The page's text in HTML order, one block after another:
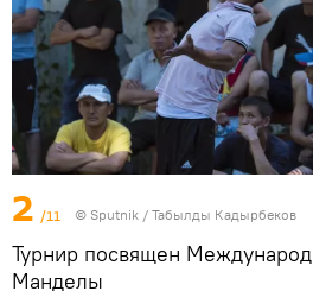
2 /11 © Sputnik / Табылды Кадырбеков
Турнир посвящен
Манделы